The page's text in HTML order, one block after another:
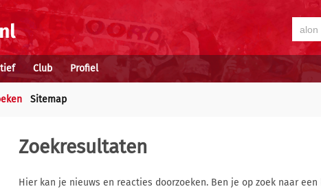
Club Profiel
Sitemap
Zoekresultaten
Hier kan je nieuws en reacties doorzoeken. Ben je op zoek naar